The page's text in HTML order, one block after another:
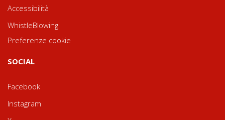
Accessibilità
WhistleBlowing
Preferenze cookie
SOCIAL
Facebook
Instagram